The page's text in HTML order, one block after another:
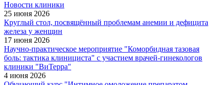
Новости клиники
25 июня 2026
Круглый стол, посвящённый проблемам анемии и дефицита
железа у женщин
17 июня 2026
Научно-практическое мероприятие "Коморбидная тазовая
боль: тактика клинициста" с участием врачей-гинекологов
клиники "ВиТерра"
4 июня 2026